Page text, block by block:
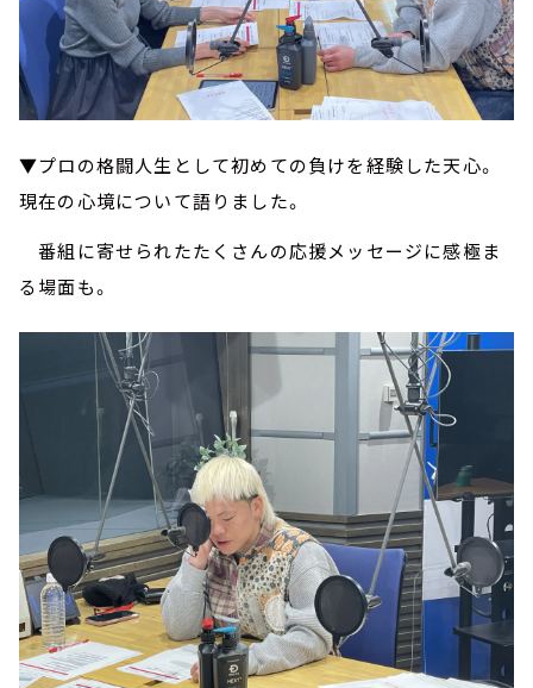
▼プロの格闘人生として初めての負けを経験した天心。
現在の心境について語りました。
番組に寄せられたたくさんの応援メッセージに感極ま
る場面も。